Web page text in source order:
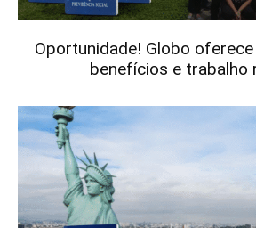
Oportunidade! Globo
benefícios e trabalho